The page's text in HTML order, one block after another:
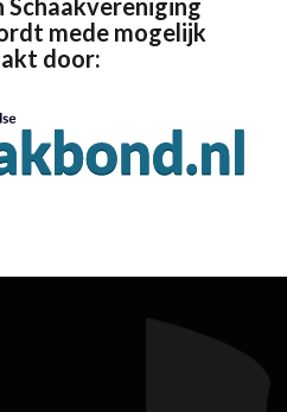
Schaakvereniging
mede mogelijk
door: